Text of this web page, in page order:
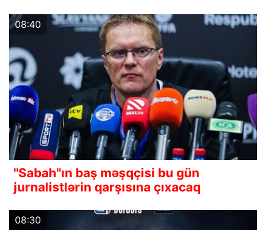
08:40
"Sabah"ın baş məşqçisi bu gün
jurnalistlərin qarşısına çıxacaq
08:30